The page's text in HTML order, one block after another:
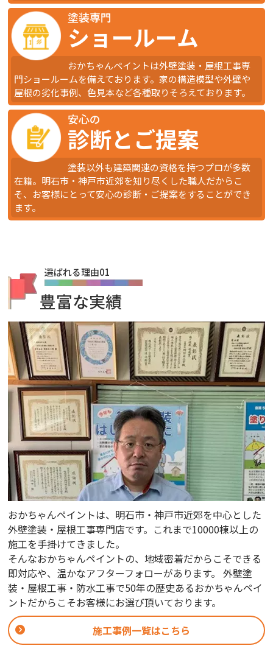
塗装専門
ショールーム
おかちゃんペイントは外壁塗装・屋根工事専
門ショールームを備えております。家の構造模型や外壁や
屋根の劣化事例、色見本など各種取りそろえております。
安心の
診断とご提案
塗装以外も建築関連の資格を持つプロが多数
在籍。明石市・神戸市近郊を知り尽くした職人だからこ
そ、お客様にとって安心の診断・ご提案をすることができ
ます。
豊富な実績
選ばれる理由01
おかちゃんペイントは、明石市・神戸市近郊を中心とした
外壁塗装・屋根工事専門店です。これまで10000棟以上の
施工を手掛けてきました。
そんなおかちゃんペイントの、地域密着だからこそできる
即対応や、温かなアフターフォローがあります。 外壁塗
装・屋根工事・防水工事で50年の歴史あるおかちゃんペイ
ントだからこそお客様にお選び頂いております。
施工事例一覧はこちら